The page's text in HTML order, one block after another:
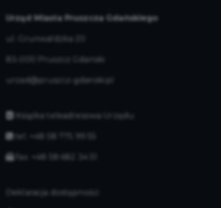
Urząd Miasta Pruszcza Gdańskiego
ul. Grunwaldzka 20
83-000 Pruszcz Gdański
urzad@pruszcz-gdanski.pl
Książka teleadresowa Urzędu
Deklaracja dostępności